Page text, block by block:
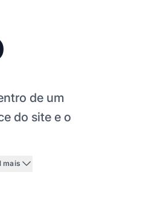
de um
do site e o
mais